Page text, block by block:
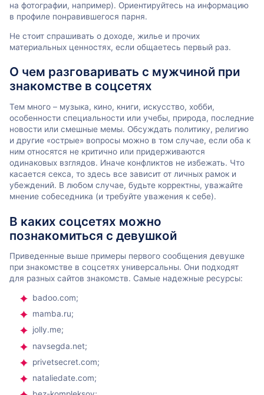
на фотографии, например). Ориентируйтесь на информацию
в профиле понравившегося парня.
Не стоит спрашивать о доходе, жилье и прочих
материальных ценностях, если общаетесь первый раз.
О чем разговаривать с мужчиной при
знакомстве в соцсетях
Тем много – музыка, кино, книги, искусство, хобби,
особенности специальности или учебы, природа, последние
новости или смешные мемы. Обсуждать политику, религию
и другие «острые» вопросы можно в том случае, если оба к
ним относятся не критично или придерживаются
одинаковых взглядов. Иначе конфликтов не избежать. Что
касается секса, то здесь все зависит от личных рамок и
убеждений. В любом случае, будьте корректны, уважайте
мнение собеседника (и требуйте уважения к себе).
В каких соцсетях можно
познакомиться с девушкой
Приведенные выше примеры первого сообщения девушке
при знакомстве в соцсетях универсальны. Они подходят
для разных сайтов знакомств. Самые надежные ресурсы:
badoo.com;
mamba.ru;
jolly.me;
navsegda.net;
privetsecret.com;
nataliedate.com;